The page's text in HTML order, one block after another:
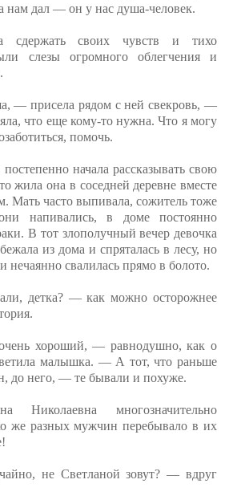
нам дал — он у нас душа-человек.
сдержать своих чувств и тихо
слезы огромного облегчения и
— присела рядом с ней свекровь, —
что еще кому-то нужна. Что я могу
помочь.
начала рассказывать свою
жила она в соседней деревне вместе
Мать часто выпивала, сожитель тоже
напивались, в доме постоянно
В тот злополучный вечер девочка
из дома и спряталась в лесу, но
нечаянно свалилась прямо в болото.
детка? — как можно осторожнее
хороший, — равнодушно, как о
малышка. — А тот, что раньше
до него, — те бывали и похуже.
Николаевна многозначительно
же разных мужчин перебывало в их
не Светланой зовут? — вдруг